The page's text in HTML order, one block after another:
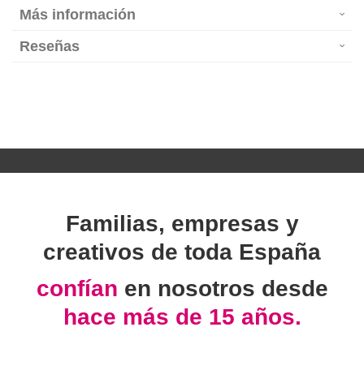
Más información
Reseñas
Familias, empresas y
creativos de toda España
confían en nosotros desde
hace más de 15 años.